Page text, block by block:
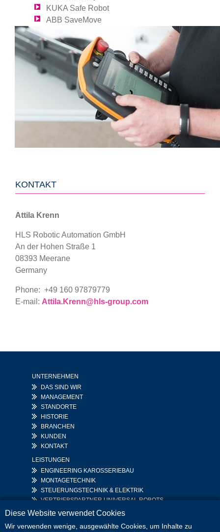
KUKA Safe Robot
ABB SaveMove
KONTAKT
Attila Krenn
HLS Robotic Automation GmbH
An der Hohen Straße 1
08393 Meerane
Germany
Phone: +49 160 97879779
E-mail: Attila.Krenn@hls-group.com
UNTERNEHMEN
DAS SIND WIR
MANAGEMENT
STANDORTE
HISTORIE
BRANCHEN
KUNDEN
KONTAKT
LEISTUNGEN
ENGINEERING KAROSSERIEBAU
MONTAGETECHNIK
STEUERUNGSTECHNIK & ELEKTRIK
VERTRIEBSPARTNER UNIVERSAL ROBOTS
COBOT SOLUTIONS
KARRIERE
MEDIEN
Diese Website verwendet Cookies
Wir verwenden wenige, ausgewählte Cookies, um Inhalte zu